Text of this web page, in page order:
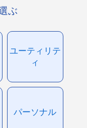
ぶ
ユーティリテ
ィ
パーソナル